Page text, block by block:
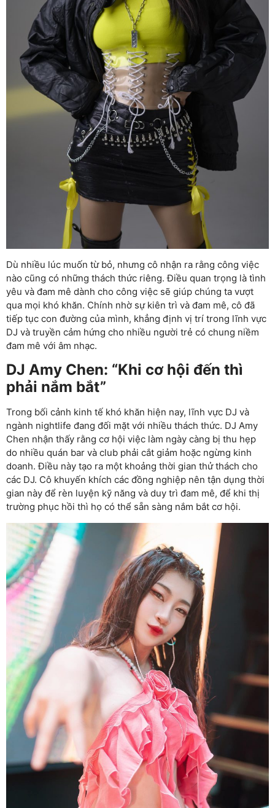
Dù nhiều lúc muốn từ bỏ, nhưng cô nhận ra rằng công việc
nào cũng có những thách thức riêng. Điều quan trọng là tình
yêu và đam mê dành cho công việc sẽ giúp chúng ta vượt
qua mọi khó khăn. Chính nhờ sự kiên trì và đam mê, cô đã
tiếp tục con đường của mình, khẳng định vị trí trong lĩnh vực
DJ và truyền cảm hứng cho nhiều người trẻ có chung niềm
đam mê với âm nhạc.
DJ Amy Chen: “Khi cơ hội đến thì
phải nắm bắt”
Trong bối cảnh kinh tế khó khăn hiện nay, lĩnh vực DJ và
ngành nightlife đang đối mặt với nhiều thách thức. DJ Amy
Chen nhận thấy rằng cơ hội việc làm ngày càng bị thu hẹp
do nhiều quán bar và club phải cắt giảm hoặc ngừng kinh
doanh. Điều này tạo ra một khoảng thời gian thử thách cho
các DJ. Cô khuyến khích các đồng nghiệp nên tận dụng thời
gian này để rèn luyện kỹ năng và duy trì đam mê, để khi thị
trường phục hồi thì họ có thể sẵn sàng nắm bắt cơ hội.